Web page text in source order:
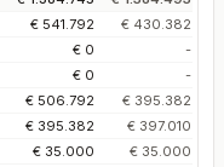
€ 541.792
€ 430.382
€ 0
-
€ 0
-
€ 506.792
€ 395.382
€ 395.382
€ 397.010
€ 35.000
€ 35.000